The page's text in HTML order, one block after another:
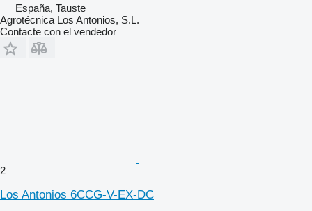
España, Tauste
Agrotécnica Los Antonios, S.L.
Contacte con el vendedor
2
Los Antonios 6CCG-V-EX-DC